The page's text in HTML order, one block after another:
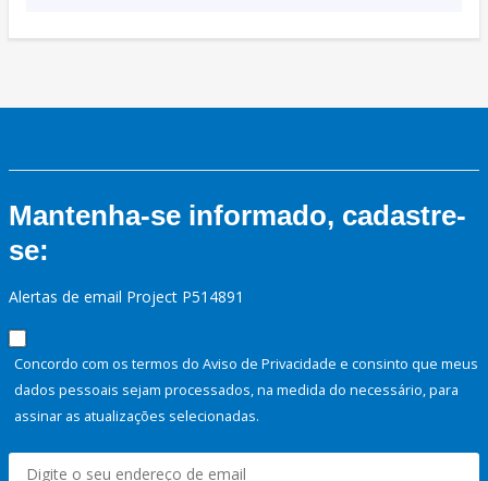
Mantenha-se informado, cadastre-
se:
Alertas de email Project P514891
Concordo com os termos do Aviso de Privacidade e consinto que meus
dados pessoais sejam processados, na medida do necessário, para
assinar as atualizações selecionadas.